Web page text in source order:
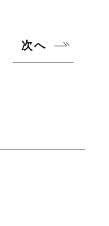
次へ